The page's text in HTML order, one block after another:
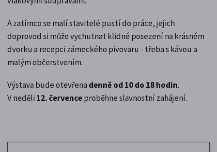
A zatímco se malí stavitelé pustí do práce, jejich
doprovod si může vychutnat klidné posezení na krásném
dvorku a recepci zámeckého pivovaru - třeba s kávou a
malým občerstvením.
Výstava bude otevřena denně od 10 do 18 hodin.
V neděli 12. červenceproběhne slavnostní zahájení.